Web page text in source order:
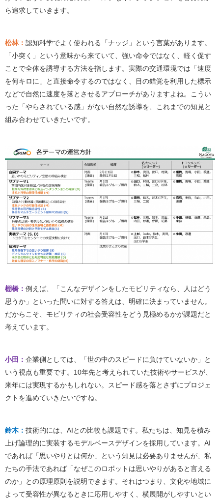
ら追求していきます。
松林： 認知科学でよく使われる「ナッジ」という言葉があります。
「小突く」という意味から来ていて、強い命令ではなく、軽く促す
ことで全体を誘導する方法を指します。実際の交通環境では「速度
を何キロに」と直接命令するのではなく、目の錯覚を利用した標示
などで自然に速度を落とさせるアプローチがありますよね。こうい
った「やらされている感」がない自然な誘導を、これまでの知見と
組み合わせていきたいです。
棚橋： 例えば、「こんなデザインをしたモビリティなら、人はどう
思うか」といった問いに対する答えは、明確に決まっていません。
だからこそ、モビリティの社会受容性をどう見極めるかが課題だと
考えています。
小田： 企業側としては、「世の中のスピードに負けていないか」と
いう視点も重要です。10年先と考えられていた技術やサービスが、
来年には実現するかもしれない。スピード感を落とさずにプロジェ
クトを進めていきたいですね。
鈴木： 技術的には、AIとの比較も課題です。私たちは、知見を積み
上げ論理的に実装するモデルベースデザインを採用しています。AI
であれば「思いやりとは何か」という知見は必要ありませんが、私
たちの手法であれば「なぜこのロボットは思いやりがあると言える
のか」との原理原則を説明できます。それはつまり、文化や地域に
よって受容性が異なるときに応用しやすく、横展開がしやすいとい